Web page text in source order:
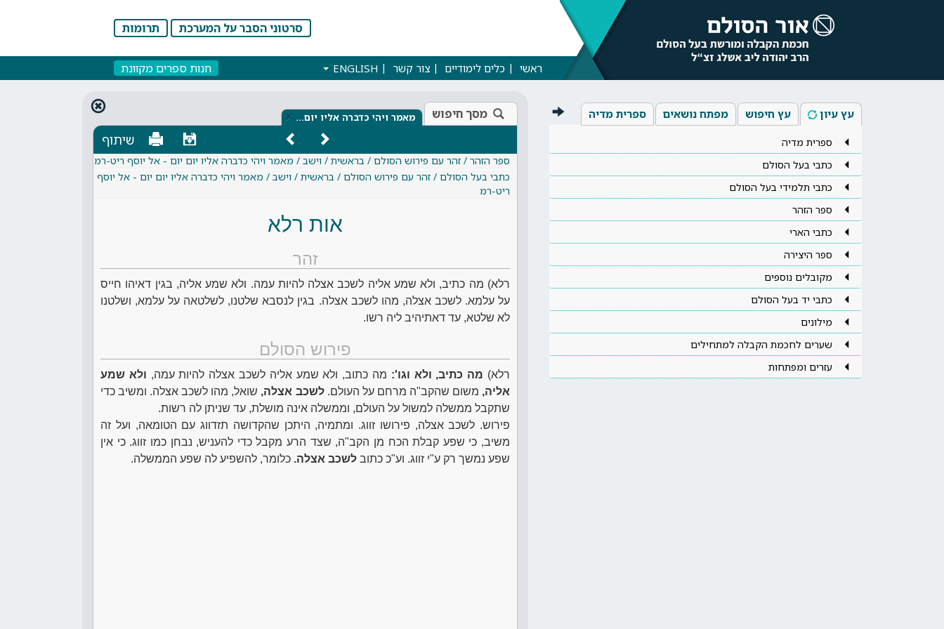
סרטוני הסבר על המערכת תרומות
ראשי כלים לימודיים צור קשר ENGLISH חנות ספרים מקוונת
עץ עיון עץ חיפוש מפתח נושאים ספרית מדיה
ספרית מדיה
כתבי בעל הסולם
כתבי תלמידי בעל הסולם
ספר הזהר
כתבי הארי
ספר היצירה
מקובלים נוספים
כתבי יד בעל הסולם
מילונים
שערים לחכמת הקבלה למתחילים
עזרים ומפתחות
מסך חיפוש מאמר ויהי כדברה אליו יום… ×
שיתוף
ספר הזהר / זהר עם פירוש הסולם / בראשית / וישב / מאמר ויהי כדברה אליו יום יום - אל יוסף ריט-רמ
כתבי בעל הסולם / זהר עם פירוש הסולם / בראשית / וישב / מאמר ויהי כדברה אליו יום יום - אל יוסף
ריט-רמ
אות רלא
זהר
רלא) מה כתיב, ולא שמע אליה לשכב אצלה להיות עמה. ולא שמע אליה, בגין דאיהו חייס
על עלמא. לשכב אצלה, מהו לשכב אצלה. בגין לנסבא שלטנו, לשלטאה על עלמא, ושלטנו
לא שלטא, עד דאתיהיב ליה רשו.
פירוש הסולם
רלא) מה כתיב, ולא וגו': מה כתוב, ולא שמע אליה לשכב אצלה להיות עמה, ולא שמע
אליה, משום שהקב"ה מרחם על העולם.לשכב אצלה, שואל, מהו לשכב אצלה. ומשיב כדי
שתקבל ממשלה למשול על העולם, וממשלה אינה מושלת, עד שניתן לה רשות.
פירוש. לשכב אצלה, פירושו זווג. ומתמיה, היתכן שהקדושה תזדווג עם הטומאה, ועל זה
משיב, כי שפע קבלת הכח מן הקב"ה, שצד הרע מקבל כדי להעניש, נבחן כמו זווג. כי אין
שפע נמשך רק ע"י זווג. וע"כ כתוב לשכב אצלה. כלומר, להשפיע לה שפע הממשלה.